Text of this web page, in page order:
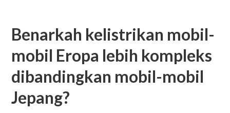
Benarkah kelistrikan mobil-
mobil Eropa lebih kompleks
dibandingkan mobil-mobil
Jepang?